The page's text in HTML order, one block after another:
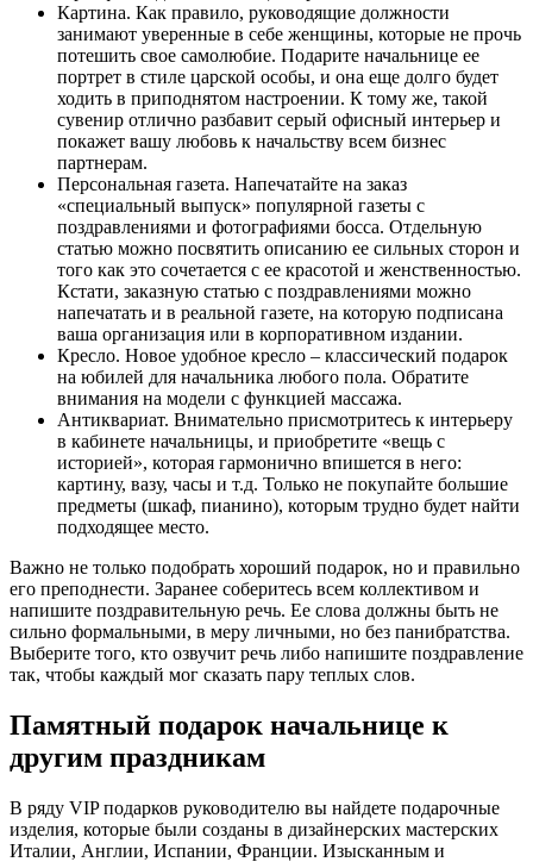
Картина. Как правило, руководящие должности
занимают уверенные в себе женщины, которые не прочь
потешить свое самолюбие. Подарите начальнице ее
портрет в стиле царской особы, и она еще долго будет
ходить в приподнятом настроении. К тому же, такой
сувенир отлично разбавит серый офисный интерьер и
покажет вашу любовь к начальству всем бизнес
партнерам.
Персональная газета. Напечатайте на заказ
«специальный выпуск» популярной газеты с
поздравлениями и фотографиями босса. Отдельную
статью можно посвятить описанию ее сильных сторон и
того как это сочетается с ее красотой и женственностью.
Кстати, заказную статью с поздравлениями можно
напечатать и в реальной газете, на которую подписана
ваша организация или в корпоративном издании.
Кресло. Новое удобное кресло – классический подарок
на юбилей для начальника любого пола. Обратите
внимания на модели с функцией массажа.
Антиквариат. Внимательно присмотритесь к интерьеру
в кабинете начальницы, и приобретите «вещь с
историей», которая гармонично впишется в него:
картину, вазу, часы и т.д. Только не покупайте большие
предметы (шкаф, пианино), которым трудно будет найти
подходящее место.
Важно не только подобрать хороший подарок, но и правильно
его преподнести. Заранее соберитесь всем коллективом и
напишите поздравительную речь. Ее слова должны быть не
сильно формальными, в меру личными, но без панибратства.
Выберите того, кто озвучит речь либо напишите поздравление
так, чтобы каждый мог сказать пару теплых слов.
Памятный подарок начальнице к
другим праздникам
В ряду VIP подарков руководителю вы найдете подарочные
изделия, которые были созданы в дизайнерских мастерских
Италии, Англии, Испании, Франции. Изысканным и